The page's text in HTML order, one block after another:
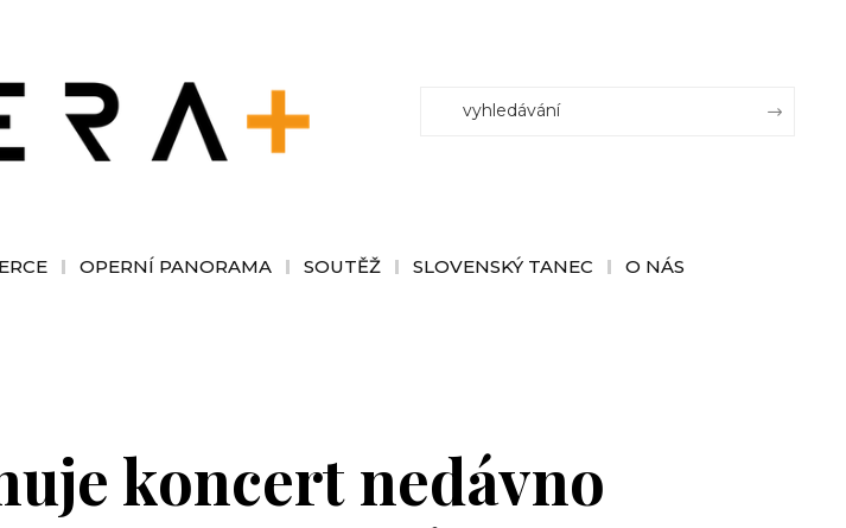
OPERNÍ PANORAMA SOUTĚŽ SLOVENSKÝ TANEC O NÁS
koncert nedávno